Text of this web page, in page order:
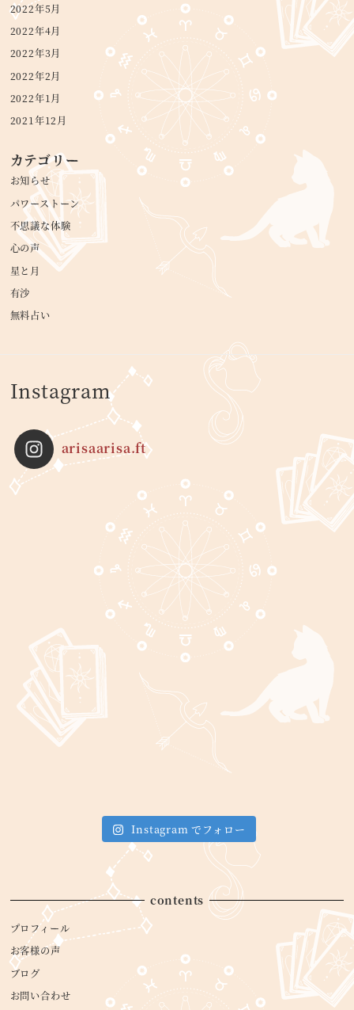
2022年5月
2022年4月
2022年3月
2022年2月
2022年1月
2021年12月
カテゴリー
お知らせ
パワーストーン
不思議な体験
心の声
星と月
有沙
無料占い
Instagram
arisaarisa.ft
Instagram でフォロー
contents
プロフィール
お客様の声
ブログ
お問い合わせ